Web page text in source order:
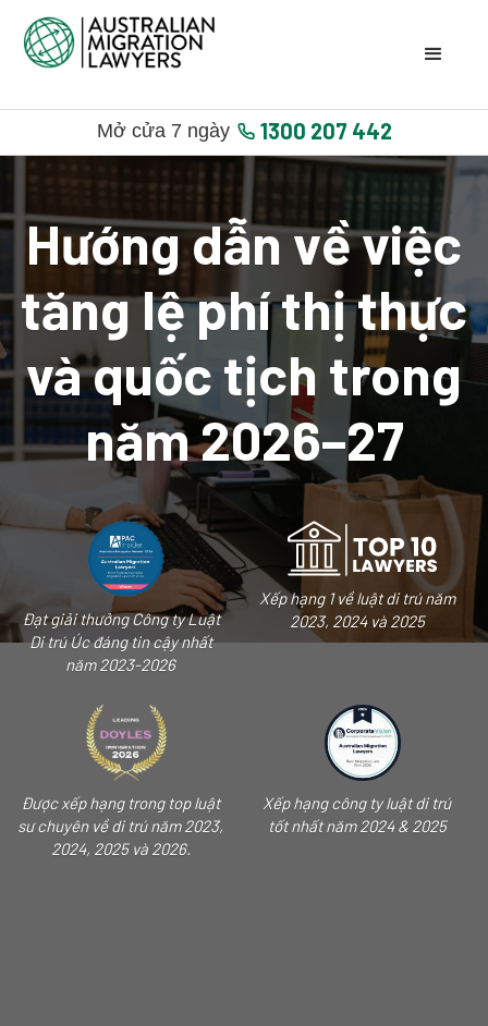
Mở cửa 7 ngày 1300 207 442
Hướng dẫn về việc
tăng lệ phí thị thực
và quốc tịch trong
năm 2026–27
Đạt giải thưởng Công ty Luật
Di trú Úc đáng tin cậy nhất
năm 2023-2026
Xếp hạng 1 về luật di trú năm
2023, 2024 và 2025
Được xếp hạng trong top luật
sư chuyên về di trú năm 2023,
2024, 2025 và 2026.
Xếp hạng công ty luật di trú
tốt nhất năm 2024 & 2025